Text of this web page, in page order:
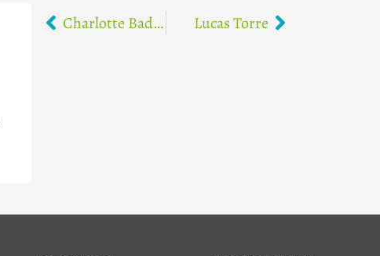
Charlotte Badin Lucas Torre